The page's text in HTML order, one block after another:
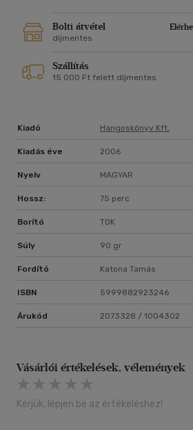
Bolti átvétel
díjmentes
Szállítás
15 000 Ft felett díjmentes
Kiadó Hangoskönyv Kft.
Kiadás éve 2006
Nyelv MAGYAR
Hossz: 75 perc
Borító TOK
Súly 90 gr
Fordító Katona Tamás
ISBN 5999882923246
Árukód 2073328 / 1004302
Vásárlói értékelések, vélemények
Kérjük, lépjen be az értékeléshez!